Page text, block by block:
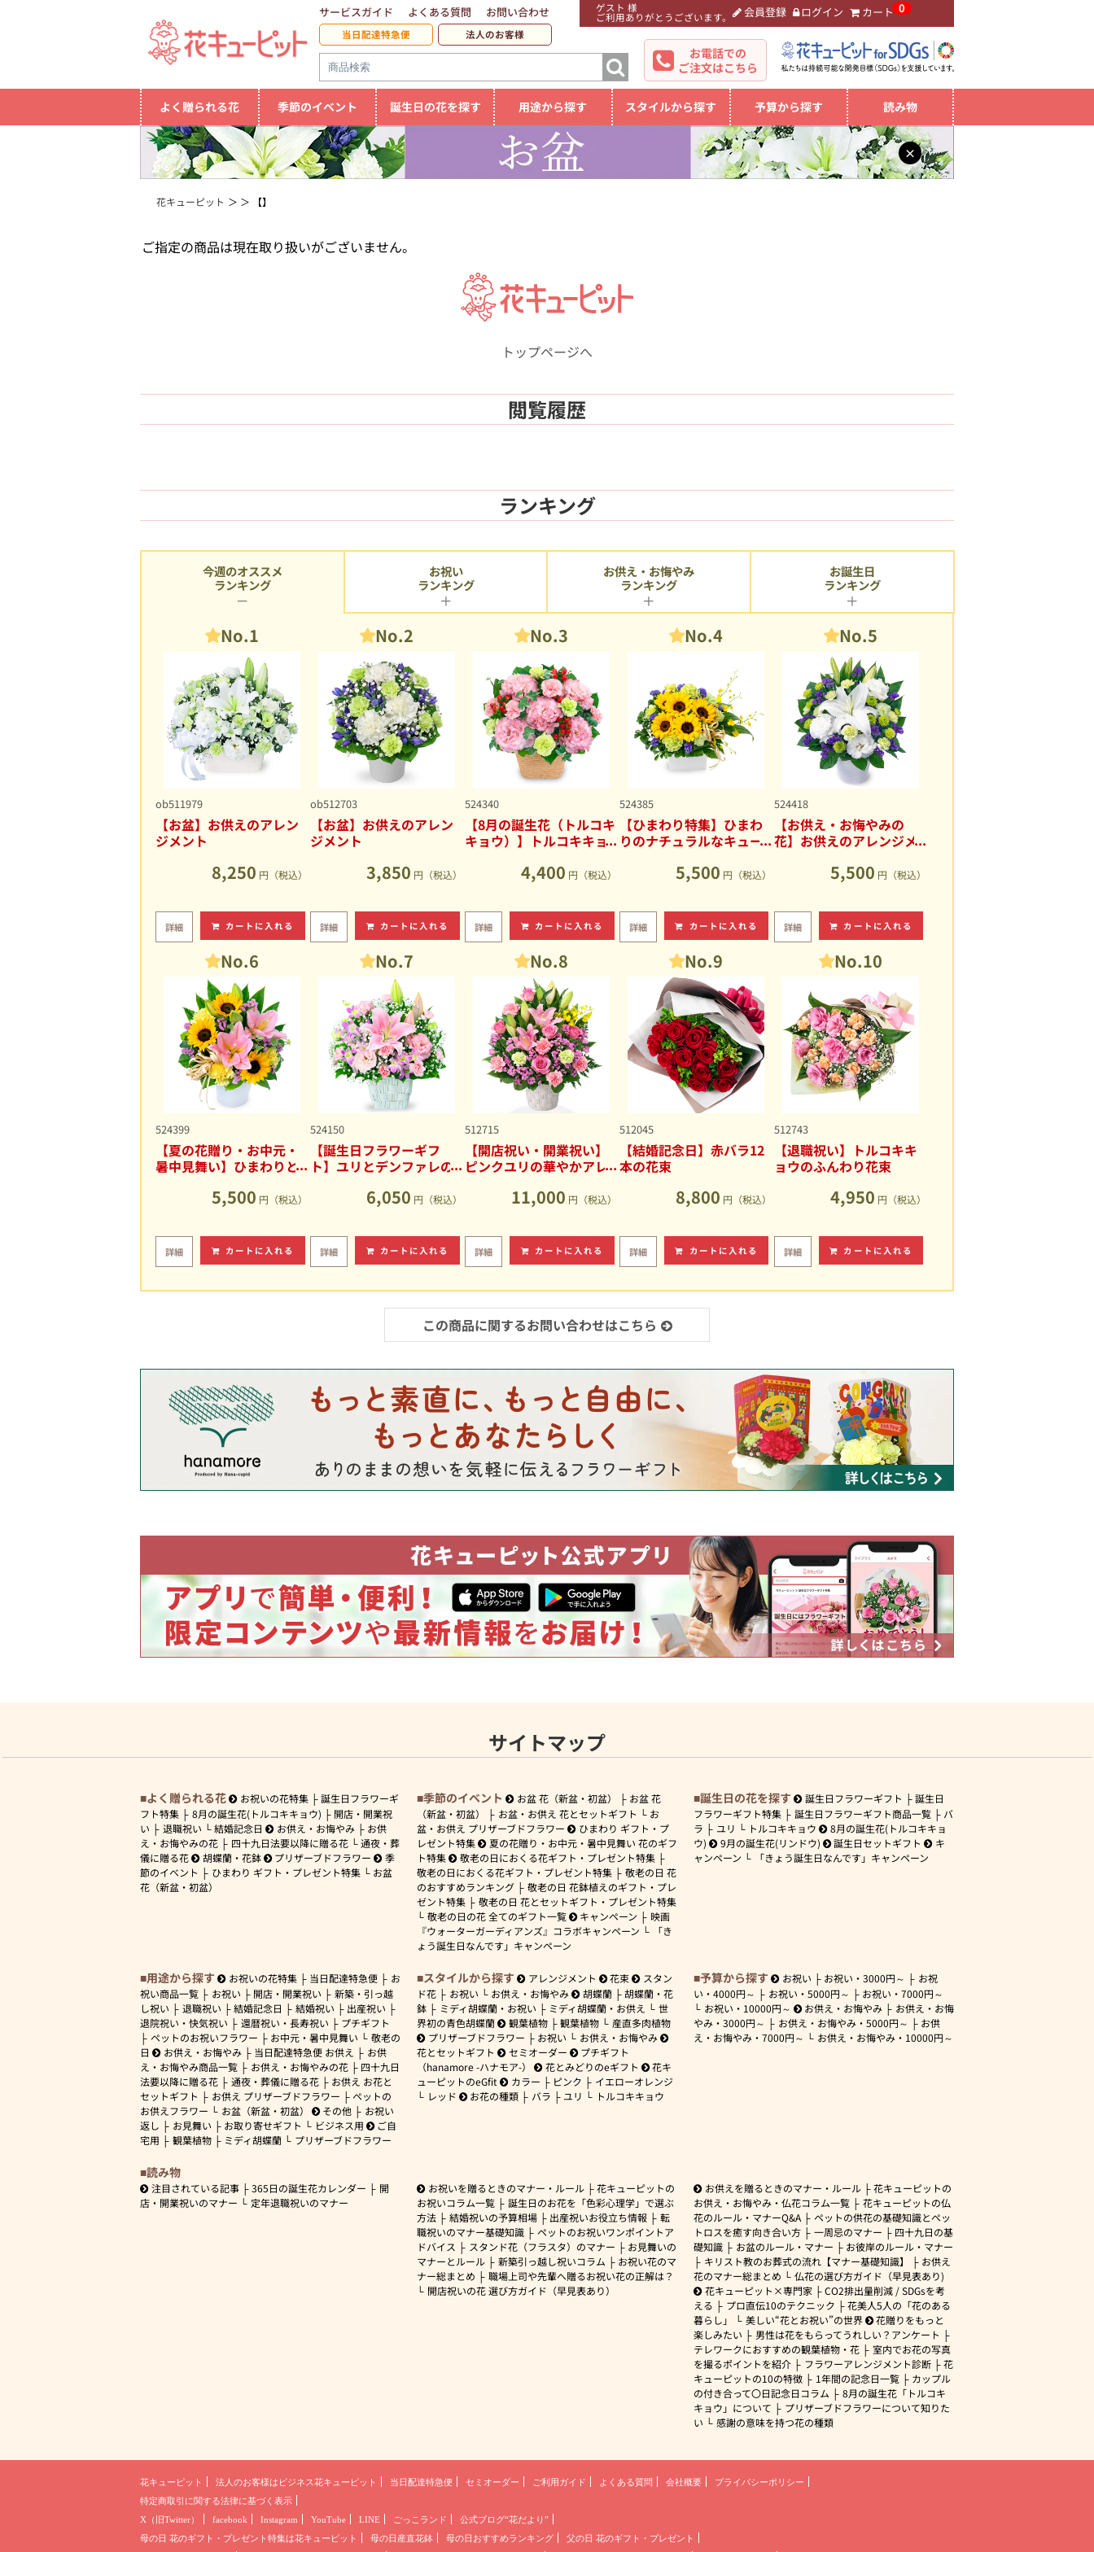
ゲスト 様
ご利用ありがとうございます。 会員登録 ログイン カート 0
サービスガイド よくある質問 お問い合わせ
当日配達特急便 法人のお客様
お電話での
ご注文はこちら
よく贈られる花 季節のイベント 誕生日の花を探す 用途から探す スタイルから探す 予算から探す 読み物
×
花キューピット 【】
ご指定の商品は現在取り扱いがございません。
トップページへ
閲覧履歴
ランキング
今週のオススメ
ランキング
No.1
ob511979
【お盆】お供えのアレン
ジメント
8,250 円（税込）
詳細 カートに入れる
No.2
ob512703
【お盆】お供えのアレン
ジメント
3,850 円（税込）
詳細 カートに入れる
No.3
524340
【8月の誕生花（トルコキ
キョウ）】トルコキキョ
4,400 円（税込）
詳細 カートに入れる
No.4
524385
【ひまわり特集】ひまわ
りのナチュラルなキュー
5,500 円（税込）
詳細 カートに入れる
No.5
524418
【お供え・お悔やみの
花】お供えのアレンジメ
5,500 円（税込）
詳細 カートに入れる
No.6
524399
【夏の花贈り・お中元・
暑中見舞い】ひまわりと
5,500 円（税込）
詳細 カートに入れる
No.7
524150
【誕生日フラワーギフ
ト】ユリとデンファレの
6,050 円（税込）
詳細 カートに入れる
No.8
512715
【開店祝い・開業祝い】
ピンクユリの華やかアレ
11,000 円（税込）
詳細 カートに入れる
No.9
512045
【結婚記念日】赤バラ12
本の花束
8,800 円（税込）
詳細 カートに入れる
No.10
512743
【退職祝い】トルコキキ
ョウのふんわり花束
4,950 円（税込）
詳細 カートに入れる
お祝い
ランキング
お供え・お悔やみ
ランキング
お誕生日
ランキング
この商品に関するお問い合わせはこちら
サイトマップ
よく贈られる花 お祝いの花特集
誕生日フラワーギ
フト特集
8月の誕生花(トルコキキョウ)
開店・開業祝
い
退職祝い 結婚記念日 お供え・お悔やみ
お供
え・お悔やみの花
四十九日法要以降に贈る花
通夜・葬
儀に贈る花
胡蝶蘭・花鉢 プリザーブドフラワー
季
節のイベント
ひまわり ギフト・プレゼント特集
お盆
花（新盆・初盆）
季節のイベント お盆 花（新盆・初盆）
お盆 花
（新盆・初盆）
お盆・お供え 花とセットギフト
お
盆・お供え プリザーブドフラワー
ひまわり ギフト・プ
レゼント特集
夏の花贈り・お中元・暑中見舞い 花のギフ
ト特集
敬老の日におくる花ギフト・プレゼント特集
敬老の日におくる花ギフト・プレゼント特集
敬老の日 花
のおすすめランキング
敬老の日 花鉢植えのギフト・プレ
ゼント特集
敬老の日 花とセットギフト・プレゼント特集
敬老の日の花 全てのギフト一覧
キャンペーン
映画
『ウォーターガーディアンズ』コラボキャンペーン
「き
ょう誕生日なんです」キャンペーン
誕生日の花を探す 誕生日フラワーギフト
誕生日
フラワーギフト特集
誕生日フラワーギフト商品一覧
バ
ラ
ユリ トルコキキョウ
8月の誕生花(トルコキキョ
ウ)
9月の誕生花(リンドウ) 誕生日セットギフト
キ
ャンペーン
「きょう誕生日なんです」キャンペーン
用途から探す お祝いの花特集 当日配達特急便
お
祝い商品一覧
お祝い 開店・開業祝い
新築・引っ越
し祝い
退職祝い 結婚記念日 結婚祝い
出産祝い
退院祝い・快気祝い
還暦祝い・長寿祝い
プチギフト
ペットのお祝いフラワー
お中元・暑中見舞い
敬老の
日
お供え・お悔やみ 当日配達特急便 お供え
お供
え・お悔やみ商品一覧
お供え・お悔やみの花
四十九日
法要以降に贈る花
通夜・葬儀に贈る花
お供え お花と
セットギフト
お供え プリザーブドフラワー
ペットの
お供えフラワー
お盆（新盆・初盆） その他
お祝い
返し
お見舞い お取り寄せギフト ビジネス用
ご自
宅用
観葉植物 ミディ胡蝶蘭 プリザーブドフラワー
スタイルから探す アレンジメント 花束
スタン
ド花
お祝い お供え・お悔やみ 胡蝶蘭
胡蝶蘭・花
鉢
ミディ胡蝶蘭・お祝い ミディ胡蝶蘭・お供え
世
界初の青色胡蝶蘭
観葉植物 観葉植物
産直多肉植物
プリザーブドフラワー
お祝い
お供え・お悔やみ
花とセットギフト
セミオーダー
プチギフト
（hanamore -ハナモア-）
花とみどりのeギフト
花キ
ューピットのeGfit
カラー ピンク
イエローオレンジ
レッド
お花の種類 バラ ユリ トルコキキョウ
予算から探す お祝い お祝い・3000円～
お祝
い・ 4000円～ お祝い・ 5000円～ お祝い・7000円～
お祝い・ 10000円～ お供え・お悔やみ
お供え・お悔
やみ・ 3000円～ お供え・お悔やみ・ 5000円～
お供
え・お悔やみ・ 7000円～ お供え・お悔やみ・ 10000円～
読み物
注目されている記事 365日の誕生花カレンダー
開
店・開業祝いのマナー
定年退職祝いのマナー
お祝いを贈るときのマナー・ルール
花キューピットの
お祝いコラム一覧
誕生日のお花を「色彩心理学」で選ぶ
方法
結婚祝いの予算相場 出産祝いお役立ち情報
転
職祝いのマナー基礎知識
ペットのお祝いワンポイントア
ドバイス
スタンド花（フラスタ）のマナー
お見舞いの
マナーとルール
新築引っ越し祝いコラム
お祝い花のマ
ナー総まとめ
職場上司や先輩へ贈るお祝い花の正解は？
開店祝いの花 選び方ガイド（早見表あり）
お供えを贈るときのマナー・ルール
花キューピットの
お供え・お悔やみ・仏花コラム一覧
花キューピットの仏
花のルール・マナーQ&A
ペットの供花の基礎知識とペッ
トロスを癒す向き合い方
一周忌のマナー
四十九日の基
礎知識
お盆のルール・マナー
お彼岸のルール・マナー
キリスト教のお葬式の流れ【マナー基礎知識】
お供え
花のマナー総まとめ
仏花の選び方ガイド（早見表あり)
花キューピット×専門家
CO2排出量削減 / SDGsを考
える
プロ直伝10のテクニック
花美人5人の「花のある
暮らし」
美しい“花とお祝い”の世界
花贈りをもっと
楽しみたい
男性は花をもらってうれしい？アンケート
テレワークにおすすめの観葉植物・花
室内でお花の写真
を撮るポイントを紹介
フラワーアレンジメント診断
花
キューピットの10の特徴
1年間の記念日一覧
カップル
の付き合って〇日記念日コラム
8月の誕生花「トルコキ
キョウ」について
プリザーブドフラワーについて知りた
い
感謝の意味を持つ花の種類
花キューピット 法人のお客様は ビジネス花キューピット 当日配達特急便 セミオーダー ご利用ガイド よくある質問 会社概要
プライバシーポリシー
特定商取引に関する法律に基づく表示
X（旧Twitter）
facebook Instagram YouTube LINE ごっこランド
公式ブログ“花だより”
母の日 花のギフト・プレゼント 特集は花キューピット 母の日産直花鉢 母の日おすすめランキング 父の日 花のギフト・プレゼント